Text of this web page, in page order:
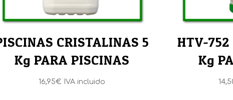
CRISTALINAS 5
Kg PARA PISCINAS
16,95€ IVA incluido
HTV-752
Kg